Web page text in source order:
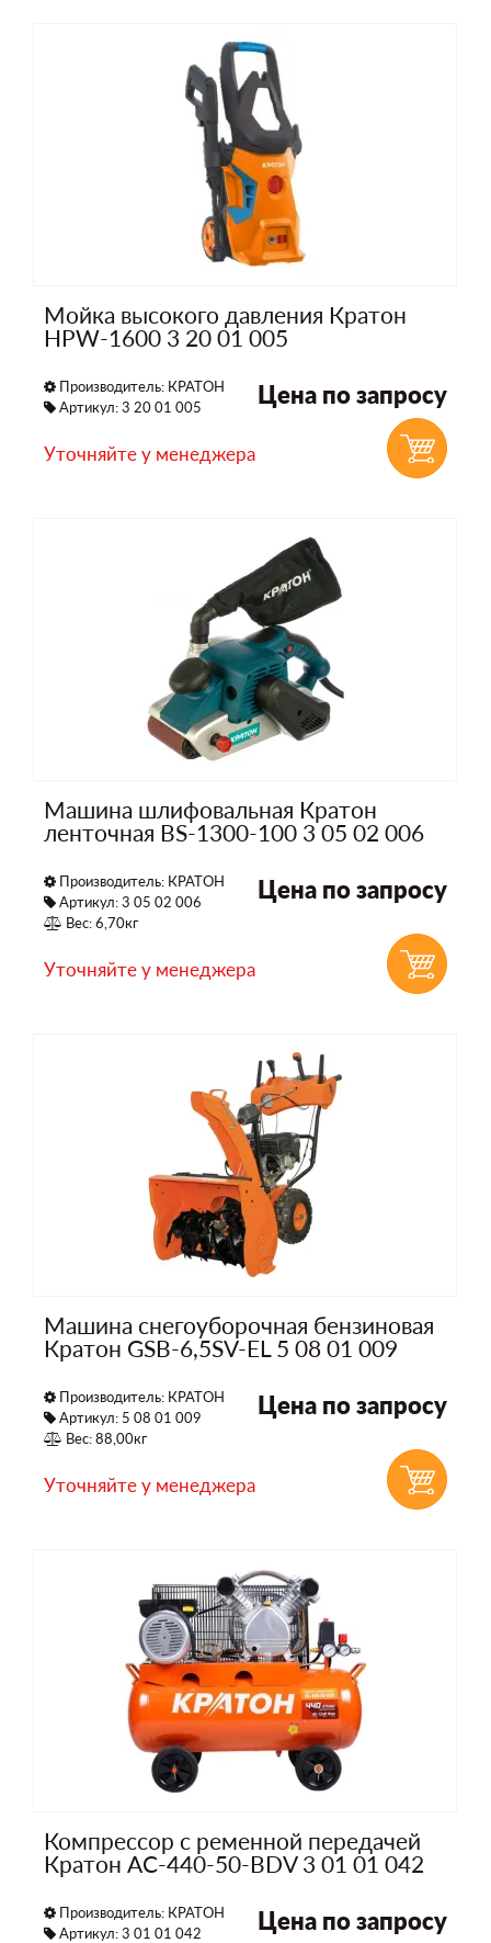
Мойка высокого давления Кратон
HPW-1600 3 20 01 005
Производитель: КРАТОН
Артикул: 3 20 01 005
Цена по запросу
Уточняйте у менеджера
Машина шлифовальная Кратон
ленточная BS-1300-100 3 05 02 006
Производитель: КРАТОН
Артикул: 3 05 02 006
Вес: 6,70кг
Цена по запросу
Уточняйте у менеджера
Машина снегоуборочная бензиновая
Кратон GSB-6,5SV-EL 5 08 01 009
Производитель: КРАТОН
Артикул: 5 08 01 009
Вес: 88,00кг
Цена по запросу
Уточняйте у менеджера
Компрессор с ременной передачей
Кратон AC-440-50-BDV 3 01 01 042
Производитель: КРАТОН
Артикул: 3 01 01 042
Цена по запросу